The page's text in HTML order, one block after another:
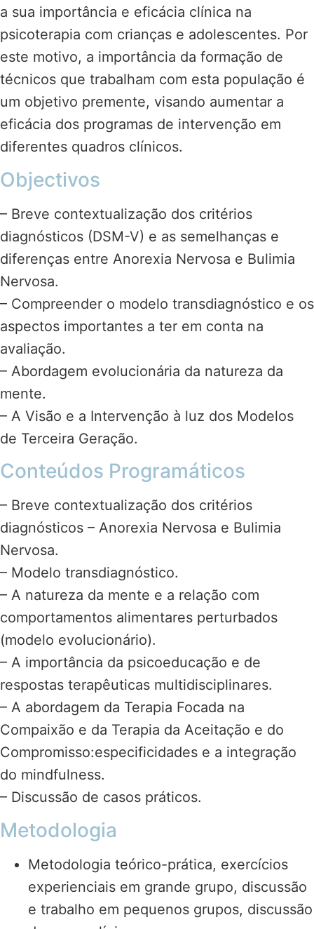
a sua importância e eficácia clínica na
psicoterapia com crianças e adolescentes. Por
este motivo, a importância da formação de
técnicos que trabalham com esta população é
um objetivo premente, visando aumentar a
eficácia dos programas de intervenção em
diferentes quadros clínicos.
Objectivos
– Breve contextualização dos critérios
diagnósticos (DSM-V) e as semelhanças e
diferenças entre Anorexia Nervosa e Bulimia
Nervosa.
– Compreender o modelo transdiagnóstico e os
aspectos importantes a ter em conta na
avaliação.
– Abordagem evolucionária da natureza da
mente.
– A Visão e a Intervenção à luz dos Modelos
de Terceira Geração.
Conteúdos Programáticos
– Breve contextualização dos critérios
diagnósticos – Anorexia Nervosa e Bulimia
Nervosa.
– Modelo transdiagnóstico.
– A natureza da mente e a relação com
comportamentos alimentares perturbados
(modelo evolucionário).
– A importância da psicoeducação e de
respostas terapêuticas multidisciplinares.
– A abordagem da Terapia Focada na
Compaixão e da Terapia da Aceitação e do
Compromisso:especificidades e a integração
do mindfulness.
– Discussão de casos práticos.
Metodologia
Metodologia teórico-prática, exercícios
experienciais em grande grupo, discussão
e trabalho em pequenos grupos, discussão